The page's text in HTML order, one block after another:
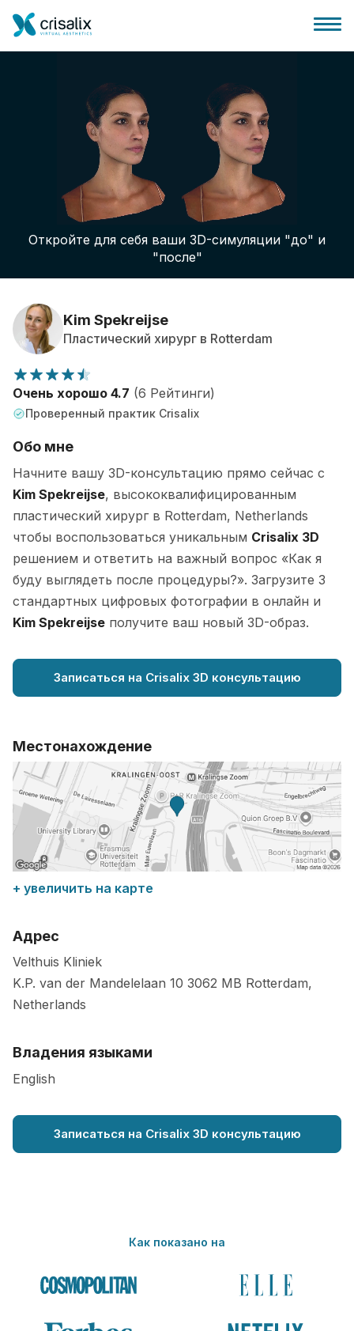
Главная хирурга
Бизнес Платформа
Планы
Откройте для себя ваши 3D-симуляции "до" и
"после"
Kim Spekreijse
Пластический хирург в Rotterdam
Очень хорошо 4.7 (6 Рейтинги)
Проверенный практик Crisalix
Обо мне
Начните вашу 3D-консультацию прямо сейчас с
Kim Spekreijse, высококвалифицированным
пластический хирург в Rotterdam, Netherlands
чтобы воспользоваться уникальным Crisalix 3D
решением и ответить на важный вопрос «Как я
буду выглядеть после процедуры?». Загрузите 3
стандартных цифровых фотографии в онлайн и
Kim Spekreijse получите ваш новый 3D-образ.
Записаться на Crisalix 3D консультацию
Местонахождение
+ увеличить на карте
Адрес
Velthuis Kliniek
K.P. van der Mandelelaan 10 3062 MB Rotterdam,
Netherlands
Владения языками
English
Записаться на Crisalix 3D консультацию
Как показано на